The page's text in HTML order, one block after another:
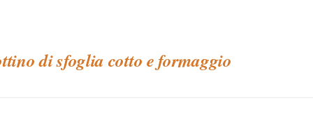
di sfoglia cotto e formaggio